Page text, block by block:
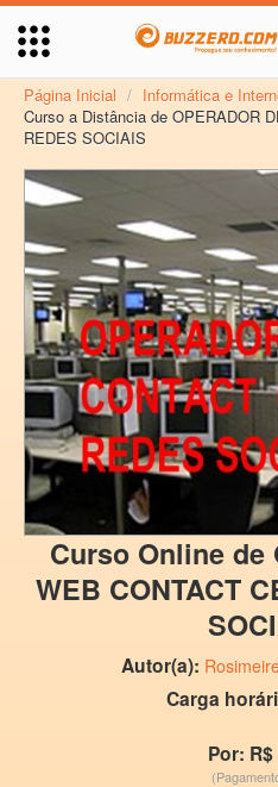
Página Inicial / Informática e
Curso a Distância de OPERADOR
REDES SOCIAIS
Curso Online de
WEB CONTACT
Autor(a):
Carga
Por: R$